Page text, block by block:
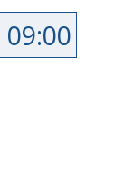
09:00